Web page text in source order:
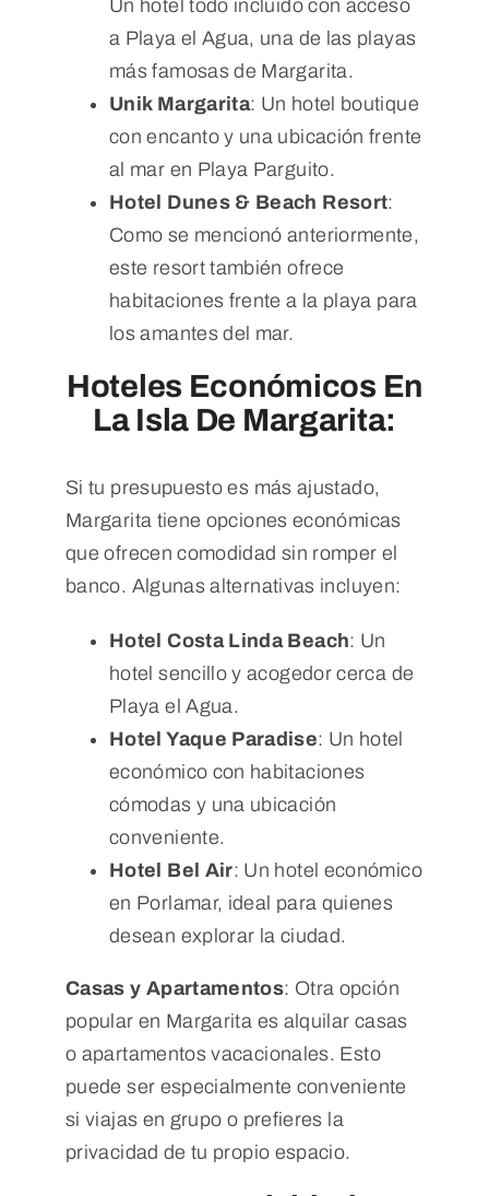
Un hotel todo incluido con acceso
a Playa el Agua, una de las playas
más famosas de Margarita.
Unik Margarita: Un hotel boutique
con encanto y una ubicación frente
al mar en Playa Parguito.
Hotel Dunes & Beach Resort:
Como se mencionó anteriormente,
este resort también ofrece
habitaciones frente a la playa para
los amantes del mar.
Hoteles Económicos En
La Isla De Margarita:
Si tu presupuesto es más ajustado,
Margarita tiene opciones económicas
que ofrecen comodidad sin romper el
banco. Algunas alternativas incluyen:
Hotel Costa Linda Beach: Un
hotel sencillo y acogedor cerca de
Playa el Agua.
Hotel Yaque Paradise: Un hotel
económico con habitaciones
cómodas y una ubicación
conveniente.
Hotel Bel Air: Un hotel económico
en Porlamar, ideal para quienes
desean explorar la ciudad.
Casas y Apartamentos: Otra opción
popular en Margarita es alquilar casas
o apartamentos vacacionales. Esto
puede ser especialmente conveniente
si viajas en grupo o prefieres la
privacidad de tu propio espacio.